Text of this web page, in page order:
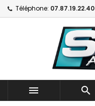
Téléphone: 07.87.19.22.40
 